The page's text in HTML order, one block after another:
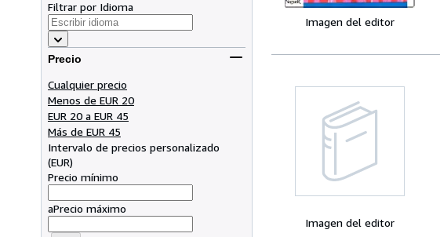
Filtrar por Idioma
Precio
Cualquier precio
Menos de EUR 20
EUR 20 a EUR 45
Más de EUR 45
Intervalo de precios personalizado
(EUR)
Precio mínimo
aPrecio máximo
Imagen del editor
Imagen del editor